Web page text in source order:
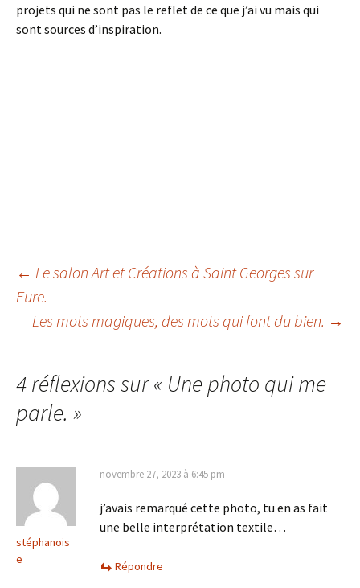
projets qui ne sont pas le reflet de ce que j’ai vu mais qui
sont sources d’inspiration.
Navigation
des
articles
← Le salon Art et Créations à Saint Georges sur
Eure.
Les mots magiques, des mots qui font du bien. →
4 réflexions sur « Une photo qui me
parle. »
stéphanois
e
novembre 27, 2023 à 6:45 pm
j’avais remarqué cette photo, tu en as fait
une belle interprétation textile…
Répondre